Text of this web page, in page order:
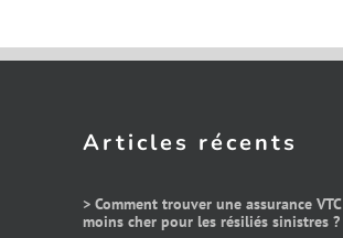
Articles récents
> Comment trouver une assurance VTC
moins cher pour les résiliés sinistres ?